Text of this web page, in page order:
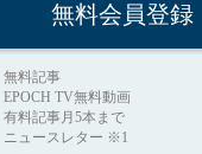
無料会員登録
無料記事
EPOCH TV無料動画
有料記事月5本まで
ニュースレター ※1